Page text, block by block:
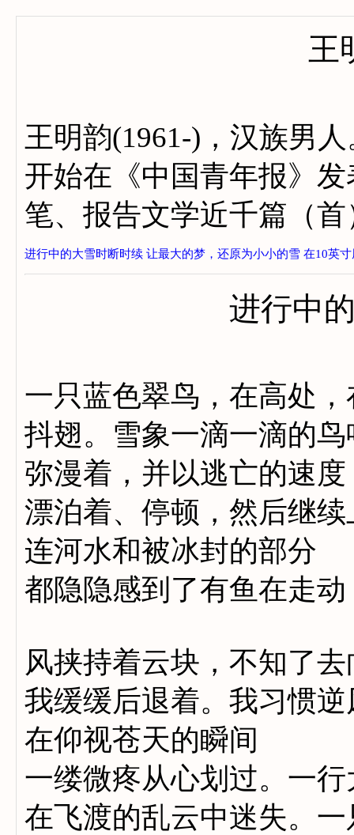
王
王明韵(1961-)，汉族男
开始在《中国青年报》
笔、报告文学近千篇（
进行中的大雪时断时续 让最大的梦，还原为小小的雪 在10英
进行中
一只蓝色翠鸟，在高处
抖翅。雪象一滴一滴的鸟
弥漫着，并以逃亡的速度
漂泊着、停顿，然后继续
连河水和被冰封的部分
都隐隐感到了有鱼在走动
风挟持着云块，不知了去
我缓缓后退着。我习惯逆
在仰视苍天的瞬间
一缕微疼从心划过。一行
在飞渡的乱云中迷失。